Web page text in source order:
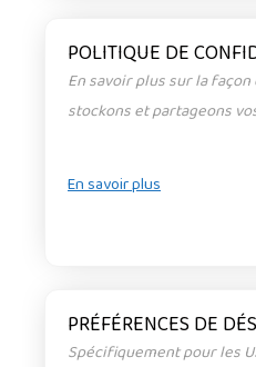
POLITIQUE DE
En savoir plus sur la
stockons et partageons
En savoir plus
PRÉFÉRENCES DE
Spécifiquement pour les